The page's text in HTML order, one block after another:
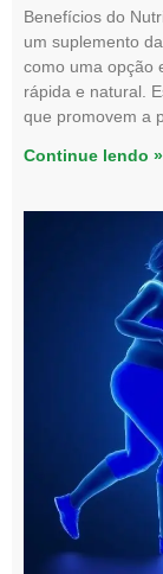
Benefícios do
um suplemento
como uma opção
rápida e natural.
que promovem a
Continue lendo »